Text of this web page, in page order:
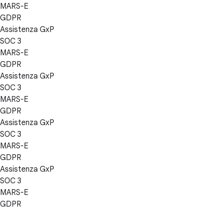
MARS-E
GDPR
Assistenza GxP
SOC 3
MARS-E
GDPR
Assistenza GxP
SOC 3
MARS-E
GDPR
Assistenza GxP
SOC 3
MARS-E
GDPR
Assistenza GxP
SOC 3
MARS-E
GDPR